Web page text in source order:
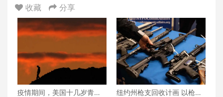
收藏 分享
疫情期间，美国十几岁青少
纽约州枪支回收计画 以枪换